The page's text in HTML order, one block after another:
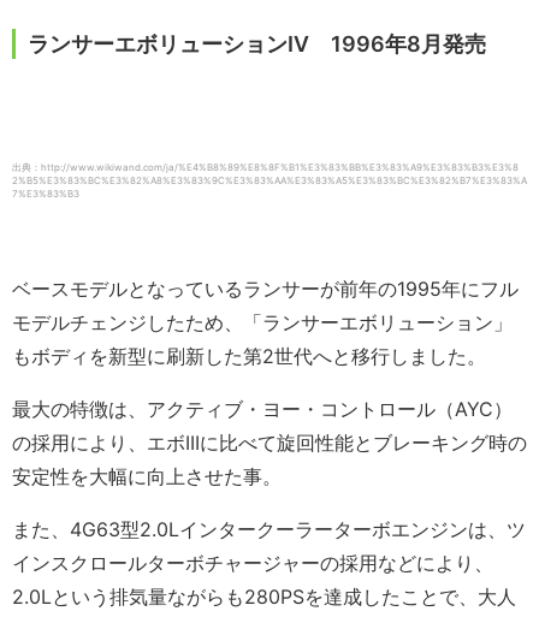
ランサーエボリューションⅣ 1996年8月発売
出典：http://www.wikiwand.com/ja/%E4%B8%89%E8%8F%B1%E3%83%BB%E3%83%A9%E3%83%B3%E3%8
2%B5%E3%83%BC%E3%82%A8%E3%83%9C%E3%83%AA%E3%83%A5%E3%83%BC%E3%82%B7%E3%83%A
7%E3%83%B3
ベースモデルとなっているランサーが前年の1995年にフル
モデルチェンジしたため、「ランサーエボリューション」
もボディを新型に刷新した第2世代へと移行しました。
最大の特徴は、アクティブ・ヨー・コントロール（AYC）
の採用により、エボIIIに比べて旋回性能とブレーキング時の
安定性を大幅に向上させた事。
また、4G63型2.0Lインタークーラーターボエンジンは、ツ
インスクロールターボチャージャーの採用などにより、
2.0Lという排気量ながらも280PSを達成したことで、大人